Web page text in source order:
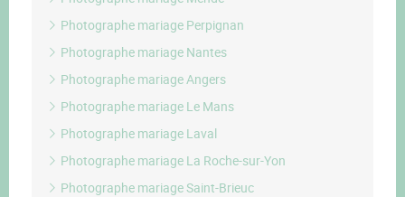
Photographe mariage Perpignan
Photographe mariage Nantes
Photographe mariage Angers
Photographe mariage Le Mans
Photographe mariage Laval
Photographe mariage La Roche-sur-Yon
Photographe mariage Saint-Brieuc